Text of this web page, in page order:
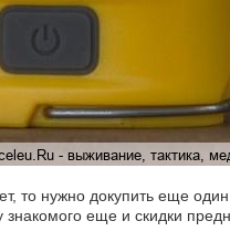
то нужно докупить еще
знакомого еще и скидки